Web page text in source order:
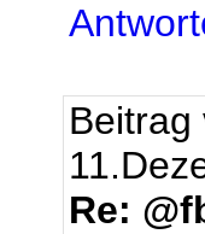
Beitrag
Re: